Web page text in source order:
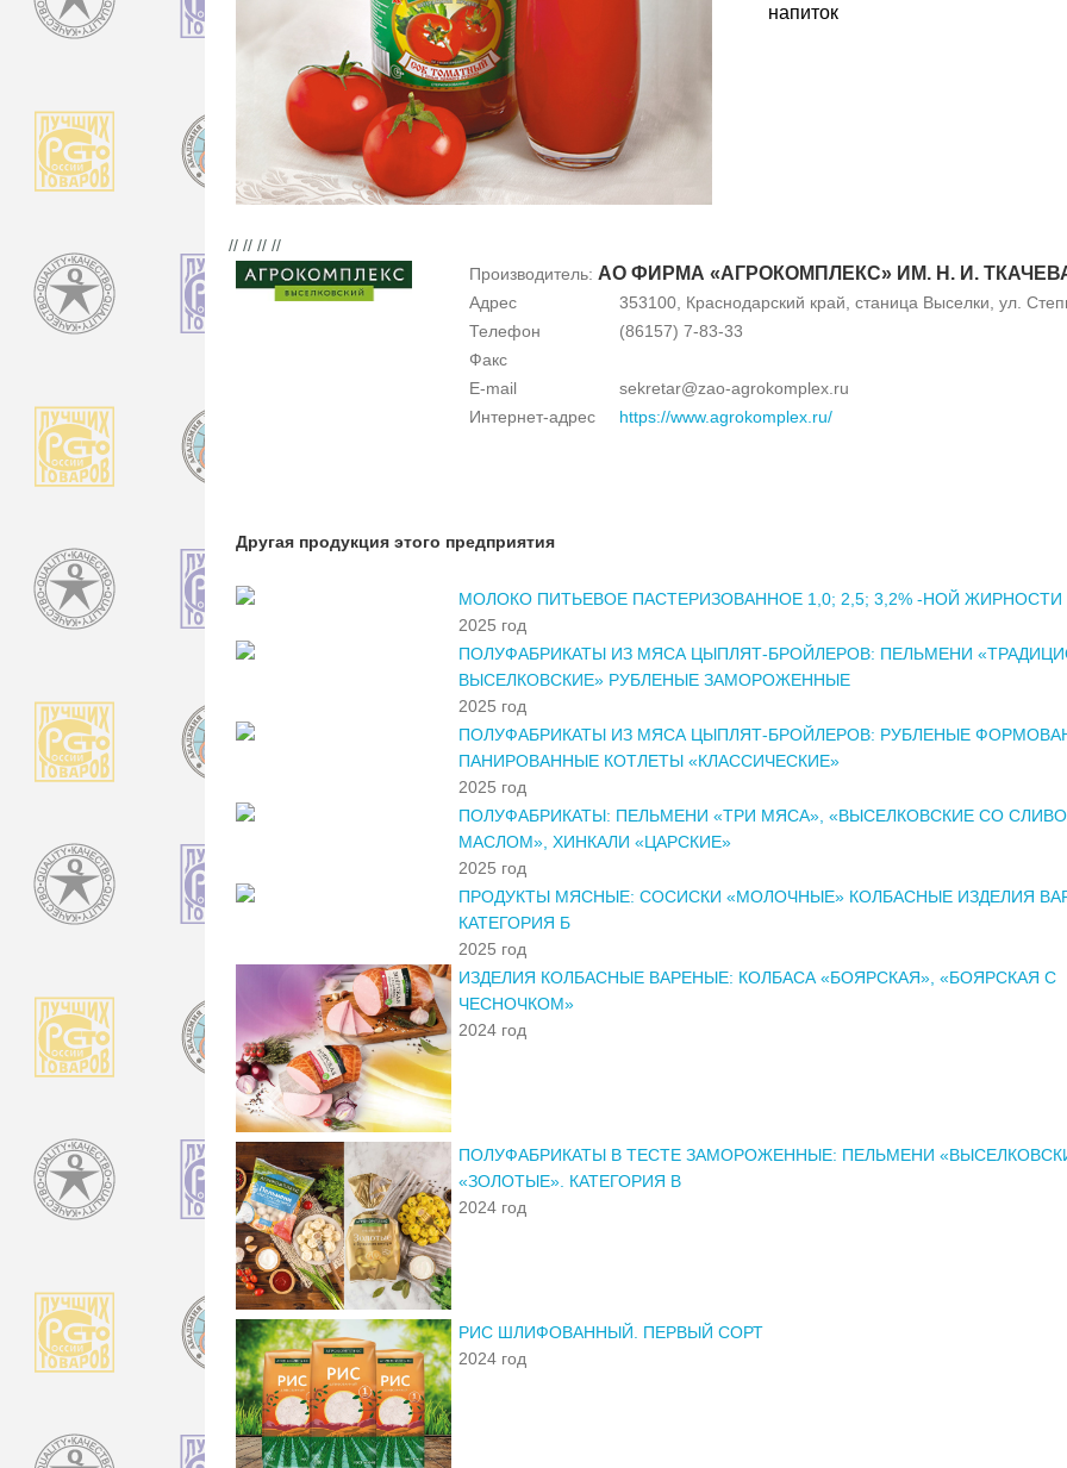
напиток
// // // //
Производитель: АО ФИРМА «АГРОКОМПЛЕКС» ИМ. Н. И.
Адрес
353100, Краснодарский край, станица Выселки, ул.
Телефон
(86157) 7-83-33
Факс
E-mail
sekretar@zao-agrokomplex.ru
Интернет-адрес
https://www.agrokomplex.ru/
Другая продукция этого предприятия
МОЛОКО ПИТЬЕВОЕ ПАСТЕРИЗОВАННОЕ 1,0; 2,5; 3,2% -НОЙ ЖИРНОСТИ
2025 год
ПОЛУФАБРИКАТЫ ИЗ МЯСА ЦЫПЛЯТ-БРОЙЛЕРОВ: ПЕЛЬМЕНИ
ВЫСЕЛКОВСКИЕ» РУБЛЕНЫЕ ЗАМОРОЖЕННЫЕ
2025 год
ПОЛУФАБРИКАТЫ ИЗ МЯСА ЦЫПЛЯТ-БРОЙЛЕРОВ: РУБЛЕНЫЕ
ПАНИРОВАННЫЕ КОТЛЕТЫ «КЛАССИЧЕСКИЕ»
2025 год
ПОЛУФАБРИКАТЫ: ПЕЛЬМЕНИ «ТРИ МЯСА», «ВЫСЕЛКОВСКИЕ СО
МАСЛОМ», ХИНКАЛИ «ЦАРСКИЕ»
2025 год
ПРОДУКТЫ МЯСНЫЕ: СОСИСКИ «МОЛОЧНЫЕ» КОЛБАСНЫЕ ИЗДЕЛИЯ
КАТЕГОРИЯ Б
2025 год
ИЗДЕЛИЯ КОЛБАСНЫЕ ВАРЕНЫЕ: КОЛБАСА «БОЯРСКАЯ», «БОЯРСКАЯ С
ЧЕСНОЧКОМ»
2024 год
ПОЛУФАБРИКАТЫ В ТЕСТЕ ЗАМОРОЖЕННЫЕ: ПЕЛЬМЕНИ
«ЗОЛОТЫЕ». КАТЕГОРИЯ В
2024 год
РИС ШЛИФОВАННЫЙ. ПЕРВЫЙ СОРТ
2024 год